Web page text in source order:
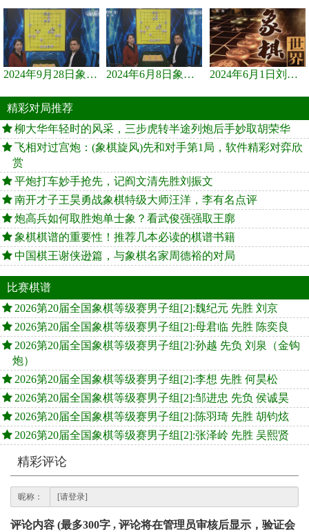
2024年9月28日象棋世界栏目，刘君、蒋川讲解了第九届杨官璘杯象棋... 2024年6月8日象棋世界，刘君、蒋川讲解了第九届杨官璘杯全国象棋... 2024年6月1日刘君、蒋川讲解第三届上海杯象棋大师赛谢靖与李少庚...
精彩对局推荐
柳大华年轻时的风采，三步虎转半途列炮后手妙取胡荣华
飞相对过宫炮：(象棋旋风)先和对手第1局，软件精彩对弈欣
赏
平炮打车妙手抢先，记阎文清先胜刘振文
南开才子王昊勇战象棋特级大师汪洋，李有名点评
炮高兵如何取胜炮单士象？看武俊强强取王廓
象棋棋谱的重要性！推荐几本必读的棋谱书籍
中国棋王谢侠逊篇，与象棋名家周德裕的对局
比赛棋谱
2026第20届全国象棋等级赛男子组[2]:魏纪元 先胜 刘京
2026第20届全国象棋等级赛男子组[2]:母君临 先胜 陈奕良
2026第20届全国象棋等级赛男子组[2]:孙越 先负 刘泉（金钩
炮）
2026第20届全国象棋等级赛男子组[2]:李想 先胜 何昊松
2026第20届全国象棋等级赛男子组[2]:邹进忠 先负 侯诚昊
2026第20届全国象棋等级赛男子组[2]:陈羽琦 先胜 胡钧炫
2026第20届全国象棋等级赛男子组[2]:张泽岭 先胜 吴熙贤
精彩评论
昵称：
评论内容 (最多300字 , 评论将在管理员审核后显示，验证会